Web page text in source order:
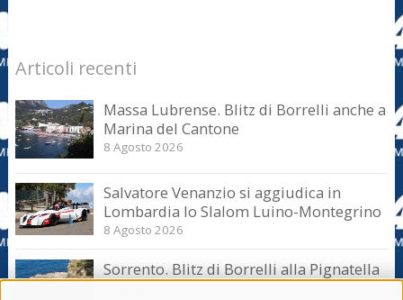
Articoli recenti
Massa Lubrense. Blitz di Borrelli anche a
Marina del Cantone
8 Agosto 2026
Salvatore Venanzio si aggiudica in
Lombardia lo Slalom Luino-Montegrino
8 Agosto 2026
Sorrento. Blitz di Borrelli alla Pignatella
– video –